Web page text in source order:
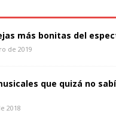
más bonitas del
de 2019
que quizá no
2018